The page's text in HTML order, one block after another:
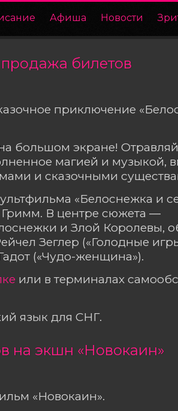
Афиша Новости
билетов
приключение
большом экране!
магией и музыкой,
и сказочными
«Белоснежка и
Гримм. В центре сюжета ―
и Злой Королевы,
Зеглер («Голодные
(«Чудо-женщина»).
или в терминалах
язык для СНГ.
на экшн «Новокаин»
«Новокаин».